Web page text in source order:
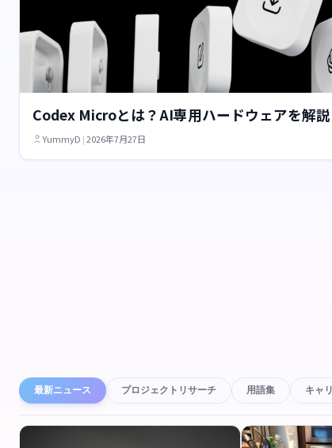
Codex Microとは？AI専用ハードウェアを解説
YummyD |2026年7月27日
最新ニュース プロジェクトリサーチ 用語集 キャ